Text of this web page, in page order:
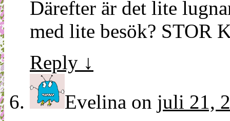
Därefter är det lite
med lite besök? STOR
Reply ↓
Evelina on juli 21,